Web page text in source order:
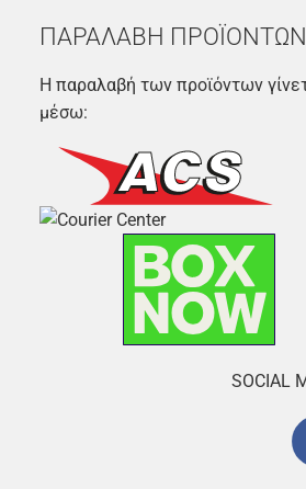
ΠΑΡΑΛΑΒΗ ΠΡΟΪΟΝΤΩΝ
Η παραλαβή των προϊόντων
μέσω:
SOCIAL